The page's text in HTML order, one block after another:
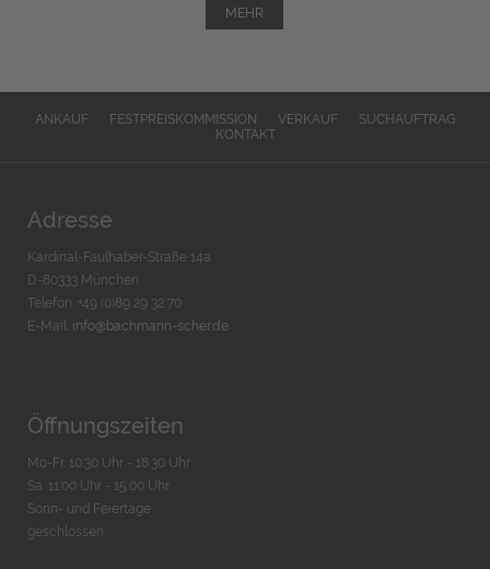
MEHR
ANKAUF FESTPREISKOMMISSION VERKAUF
SUCHAUFTRAG
KONTAKT
Adresse
Kardinal-Faulhaber-Straße 14a
D-80333 München
Telefon: +49 (0)89 29 32 70
E-Mail: info@bachmann-scher.de
Öffnungszeiten
Mo-Fr. 10:30 Uhr - 18:30 Uhr
Sa. 11:00 Uhr - 15.00 Uhr
Sonn- und Feiertage
geschlossen